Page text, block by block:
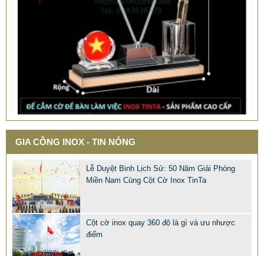
QUÀ TẶNG Ý NGHĨA CHO SẾP – ĐỘC LẠ, SANG TRỌNG -
CỜ ĐỂ BÀN & HỘP BÚT CAO CẤP
2.968.680 VNĐ2.986.860 VNĐ
Mẫu: QUA TANG Y NGHIA CHO SEP
GIA CÔNG INOX - TIN NÓNG
Lễ Duyệt Binh Lịch Sử: 50 Năm Giải Phóng
Miền Nam Cùng Cột Cờ Inox TinTa
Cột cờ inox quay 360 độ là gì và ưu nhược
điểm